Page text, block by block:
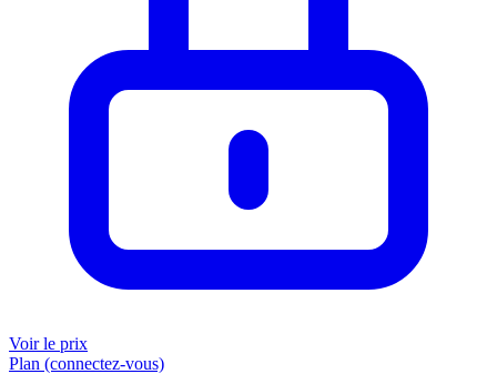
Voir le prix
Plan (connectez-vous)